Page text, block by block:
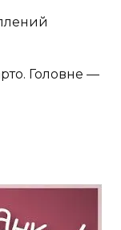
Головне —